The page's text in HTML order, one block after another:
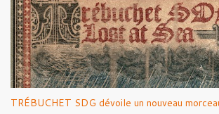
Kanonenfieber ) et de Dmytro Kumar ( 1914
leur intérêt pour la Première Guerre mondiale.
donne également la parole au producteur
Kohlmannslehner, collaborateur de 1914 ,
Ralf Raths, directeur du Musée allemand des
afin d'interroger plus largement la place des
dans l'esthétique et l'imaginaire du Metal. Le
TRÉBUCHET SDG dévoile un nouveau